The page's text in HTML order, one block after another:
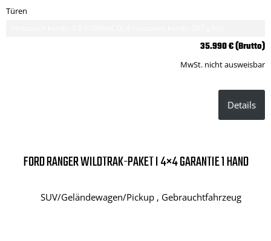
Türen
35.990 € (Brutto)
MwSt. nicht ausweisbar
Details
FORD RANGER WILDTRAK-PAKET I 4×4 GARANTIE 1 HAND
SUV/Geländewagen/Pickup , Gebrauchtfahrzeug